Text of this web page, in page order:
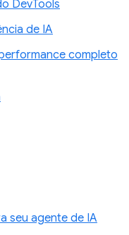
DevTools
de IA
completo
seu agente de IA